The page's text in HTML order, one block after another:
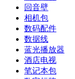
回音壁
相机包
数码配件
数据线
蓝光播放器
酒店电视
笔记本包